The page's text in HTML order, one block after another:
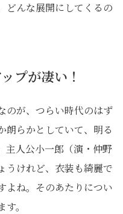
どんな展開にしてくるの
プが凄い！
のが、つらい時代のはず
朗らかとしていて、明る
主人公小一郎（演・仲野
うけれど、衣装も綺麗で
よね。そのあたりについ
。